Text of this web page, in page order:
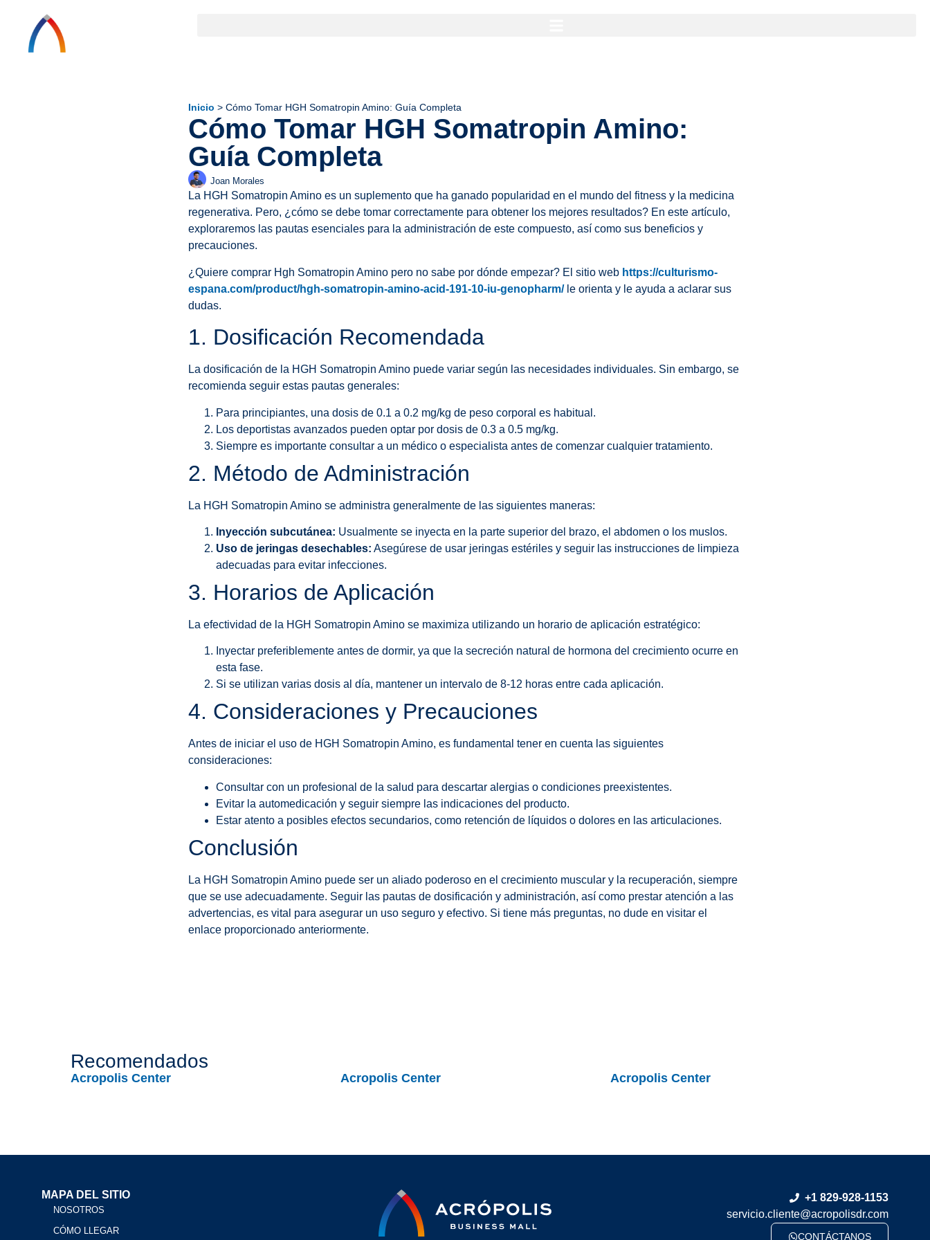
Inicio > Cómo Tomar HGH Somatropin Amino: Guía Completa
Cómo Tomar HGH Somatropin Amino:
Guía Completa
Joan Morales
La HGH Somatropin Amino es un suplemento que ha ganado popularidad en el mundo del fitness y la medicina
regenerativa. Pero, ¿cómo se debe tomar correctamente para obtener los mejores resultados? En este artículo,
exploraremos las pautas esenciales para la administración de este compuesto, así como sus beneficios y
precauciones.
¿Quiere comprar Hgh Somatropin Amino pero no sabe por dónde empezar? El sitio web https://culturismo-
espana.com/product/hgh-somatropin-amino-acid-191-10-iu-genopharm/le orienta y le ayuda a aclarar sus
dudas.
1. Dosificación Recomendada
La dosificación de la HGH Somatropin Amino puede variar según las necesidades individuales. Sin embargo, se
recomienda seguir estas pautas generales:
Para principiantes, una dosis de 0.1 a 0.2 mg/kg de peso corporal es habitual.
Los deportistas avanzados pueden optar por dosis de 0.3 a 0.5 mg/kg.
Siempre es importante consultar a un médico o especialista antes de comenzar cualquier tratamiento.
2. Método de Administración
La HGH Somatropin Amino se administra generalmente de las siguientes maneras:
Inyección subcutánea: Usualmente se inyecta en la parte superior del brazo, el abdomen o los muslos.
Uso de jeringas desechables: Asegúrese de usar jeringas estériles y seguir las instrucciones de limpieza
adecuadas para evitar infecciones.
3. Horarios de Aplicación
La efectividad de la HGH Somatropin Amino se maximiza utilizando un horario de aplicación estratégico:
Inyectar preferiblemente antes de dormir, ya que la secreción natural de hormona del crecimiento ocurre en
esta fase.
Si se utilizan varias dosis al día, mantener un intervalo de 8-12 horas entre cada aplicación.
4. Consideraciones y Precauciones
Antes de iniciar el uso de HGH Somatropin Amino, es fundamental tener en cuenta las siguientes
consideraciones:
Consultar con un profesional de la salud para descartar alergias o condiciones preexistentes.
Evitar la automedicación y seguir siempre las indicaciones del producto.
Estar atento a posibles efectos secundarios, como retención de líquidos o dolores en las articulaciones.
Conclusión
La HGH Somatropin Amino puede ser un aliado poderoso en el crecimiento muscular y la recuperación, siempre
que se use adecuadamente. Seguir las pautas de dosificación y administración, así como prestar atención a las
advertencias, es vital para asegurar un uso seguro y efectivo. Si tiene más preguntas, no dude en visitar el
enlace proporcionado anteriormente.
Recomendados
Acropolis Center Acropolis Center Acropolis Center
MAPA DEL SITIO
NOSOTROS
CÓMO LLEGAR
+1 829-928-1153
servicio.cliente@acropolisdr.com
CONTÁCTANOS